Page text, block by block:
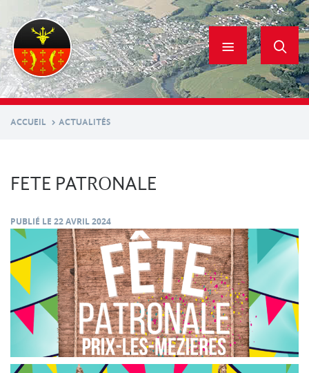
contenu
principal
ACCUEIL ACTUALITÉS
FETE PATRONALE
PUBLIÉ LE 22 AVRIL 2024